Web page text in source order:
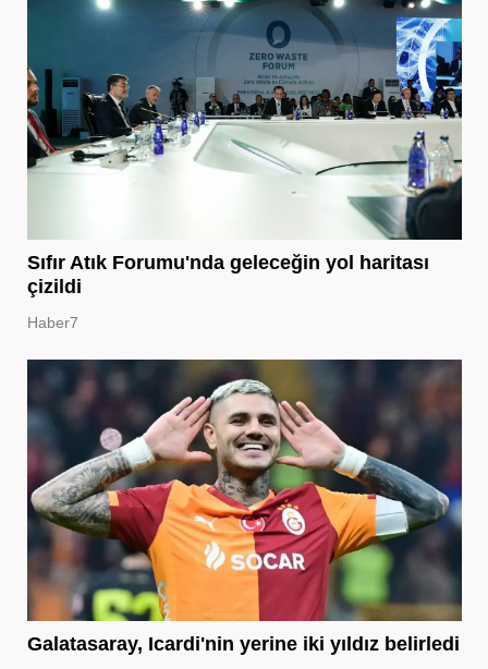
Sıfır Atık Forumu'nda geleceğin yol haritası
çizildi
Haber7
Galatasaray, Icardi'nin yerine iki yıldız belirledi